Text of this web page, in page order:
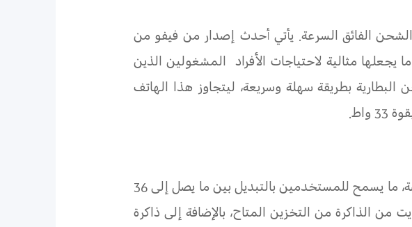
الشحن الفائق السرعة. يأتي أحدث إصدار من فيفو من
من يوم، ما يجعلها مثالية لاحتياجات الأفراد المشغولين الذين
واط في شحن البطارية بطريقة سهلة وسريعة، ليتجاوز هذا الهاتف
، القيام بمهام متعددة بسلاسة، ما يسمح للمستخدمين بالتبديل بين ما يصل إلى 36
دون تأخير أو تأجيل، عن طريق "اقتراض" ما يصل إلى 8 جيجابايت من الذاكرة من التخزين المتاح، بالإضافة إلى ذاكرة